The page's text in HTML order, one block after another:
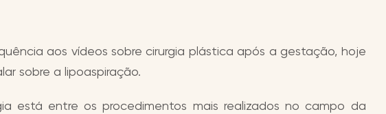
aos vídeos sobre cirurgia plástica após a gestação, hoje
sobre a lipoaspiração.
está entre os procedimentos mais realizados no campo da